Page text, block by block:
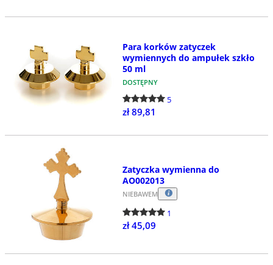
Para korków zatyczek
wymiennych do ampułek szkło
50 ml
DOSTĘPNY
5
zł 89,81
Zatyczka wymienna do
AO002013
NIEBAWEM
1
zł 45,09